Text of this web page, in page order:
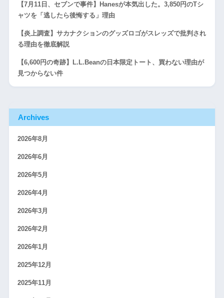
【7月11日、セブンで事件】Hanesが本気出した。3,850円のTシ
ャツを「逃したら後悔する」理由
【炎上調査】サカナクションのグッズロゴがスレッズで批判され
る理由を徹底解説
【6,600円の奇跡】L.L.Beanの日本限定トート、買わない理由が
見つからない件
Archives
2026年8月
2026年6月
2026年5月
2026年4月
2026年3月
2026年2月
2026年1月
2025年12月
2025年11月